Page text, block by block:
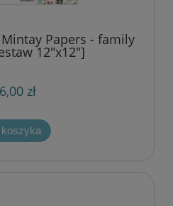
Papers - family
12"x12"]
zł